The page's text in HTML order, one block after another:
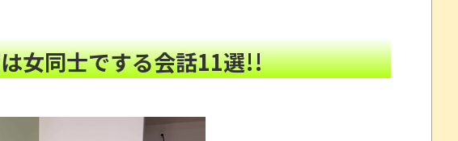
食べてな！」NEW!
チワワが可愛すぎるｗｗｗｗ
女同士でする会話11選!!